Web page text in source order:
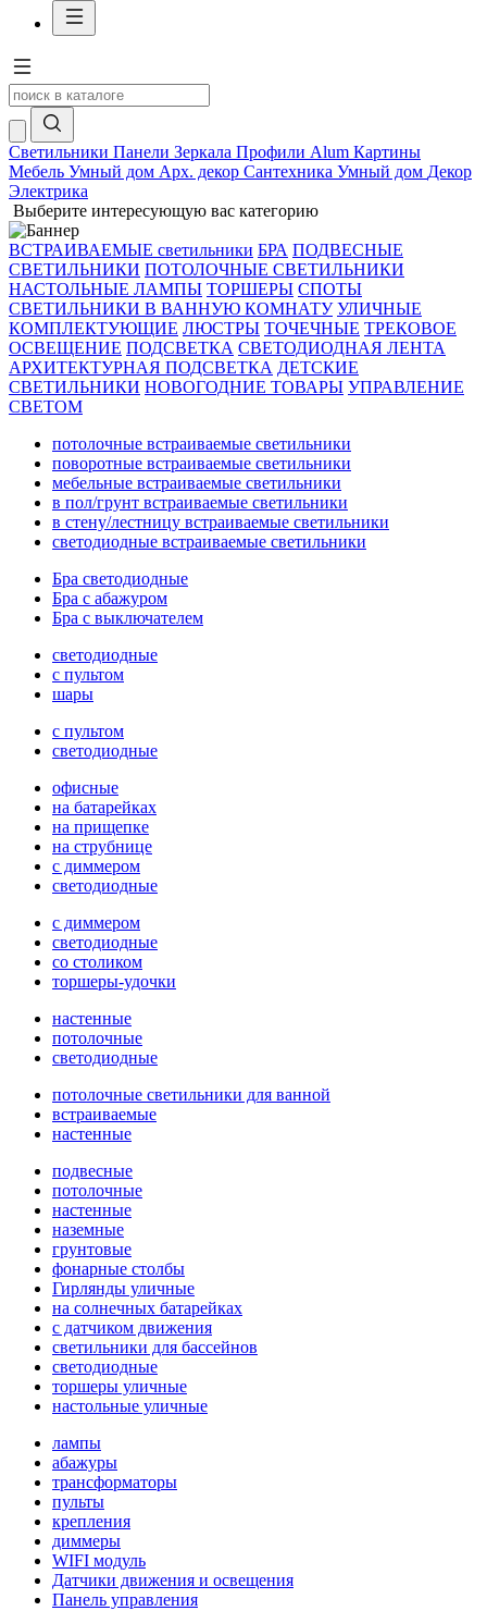
Светильники Панели Зеркала Профили Alum Картины
Мебель Умный дом Арх. декор Сантехника Умный дом Декор
Электрика
Выберите интересующую вас категорию
ВСТРАИВАЕМЫЕ светильники БРА ПОДВЕСНЫЕ
СВЕТИЛЬНИКИ ПОТОЛОЧНЫЕ СВЕТИЛЬНИКИ
НАСТОЛЬНЫЕ ЛАМПЫ ТОРШЕРЫ СПОТЫ
СВЕТИЛЬНИКИ В ВАННУЮ КОМНАТУ УЛИЧНЫЕ
КОМПЛЕКТУЮЩИЕ ЛЮСТРЫ ТОЧЕЧНЫЕ ТРЕКОВОЕ
ОСВЕЩЕНИЕ ПОДСВЕТКА СВЕТОДИОДНАЯ ЛЕНТА
АРХИТЕКТУРНАЯ ПОДСВЕТКА ДЕТСКИЕ
СВЕТИЛЬНИКИ НОВОГОДНИЕ ТОВАРЫ УПРАВЛЕНИЕ
СВЕТОМ
потолочные встраиваемые светильники
поворотные встраиваемые светильники
мебельные встраиваемые светильники
в пол/грунт встраиваемые светильники
в стену/лестницу встраиваемые светильники
светодиодные встраиваемые светильники
Бра светодиодные
Бра с абажуром
Бра с выключателем
светодиодные
с пультом
шары
с пультом
светодиодные
офисные
на батарейках
на прищепке
на струбнице
с диммером
светодиодные
с диммером
светодиодные
со столиком
торшеры-удочки
настенные
потолочные
светодиодные
потолочные светильники для ванной
встраиваемые
настенные
подвесные
потолочные
настенные
наземные
грунтовые
фонарные столбы
Гирлянды уличные
на солнечных батарейках
с датчиком движения
светильники для бассейнов
светодиодные
торшеры уличные
настольные уличные
лампы
абажуры
трансформаторы
пульты
крепления
диммеры
WIFI модуль
Датчики движения и освещения
Панель управления